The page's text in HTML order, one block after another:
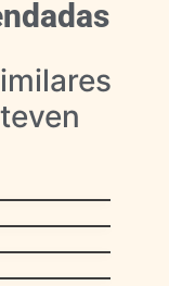
caballito
la una
y medio